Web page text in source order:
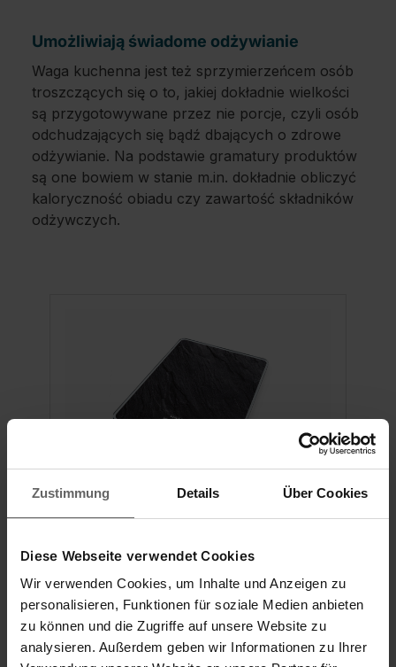
Zustimmung Details Über Cookies
Diese Webseite verwendet Cookies
Wir verwenden Cookies, um Inhalte und Anzeigen zu
personalisieren, Funktionen für soziale Medien anbieten
zu können und die Zugriffe auf unsere Website zu
analysieren. Außerdem geben wir Informationen zu Ihrer
Umożliwiają świadome odżywianie
Waga kuchenna jest też sprzymierzeńcem osób
troszczących się o to, jakiej dokładnie wielkości
są przygotowywane przez nie porcje, czyli osób
odchudzających się bądź dbających o zdrowe
odżywianie. Na podstawie gramatury produktów
są one bowiem w stanie m.in. dokładnie obliczyć
kaloryczność obiadu czy zawartość składników
odżywczych.
Page Compact 300 Slate
(152)